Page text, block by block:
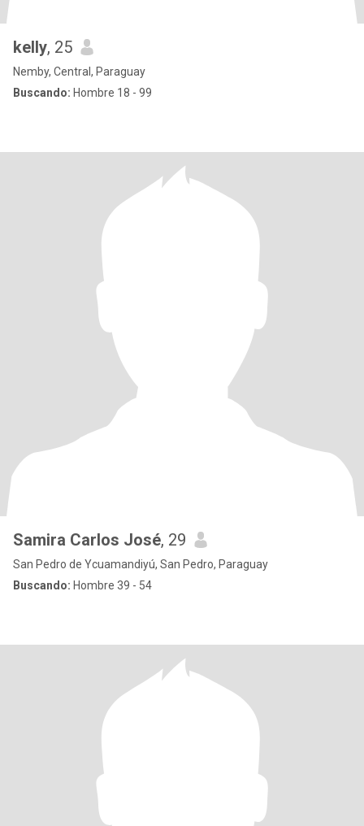
kelly, 25
Nemby, Central, Paraguay
Buscando: Hombre 18 - 99
Samira Carlos José, 29
San Pedro de Ycuamandiyú, San Pedro, Paraguay
Buscando: Hombre 39 - 54